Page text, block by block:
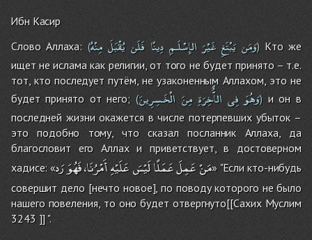
Ибн Касир
Слово Аллаха: ( وَمَن يَبْتَغِ غَيْرَ الإِسْلَـمِ دِينًا فَلَن يُقْبَلَ مِنْهُ )Кто же
ищет не ислама как религии, от того не будет принято – т.е.
тот, кто последует путём, не узаконенным Аллахом, это не
будет принято от него;( وَهُوَ فِى الاٌّخِرَةِ مِنَ الْخَـسِرِينَ )и он в
последней жизни окажется в числе потерпевших убыток –
это подобно тому, что сказал посланник Аллаха, да
благословит его Аллах и приветствует, в достоверном
хадисе: «
مَنْعَمِلَعَمَلًالَيْسَعَلَيْهِأَمْرُنَا،فَهُوَرَد
» "Если кто-нибудь
совершит дело [нечто новое], по поводу которого не было
нашего повеления, то оно будет отвергнуто[[Сахих Муслим
3243 ]] ".